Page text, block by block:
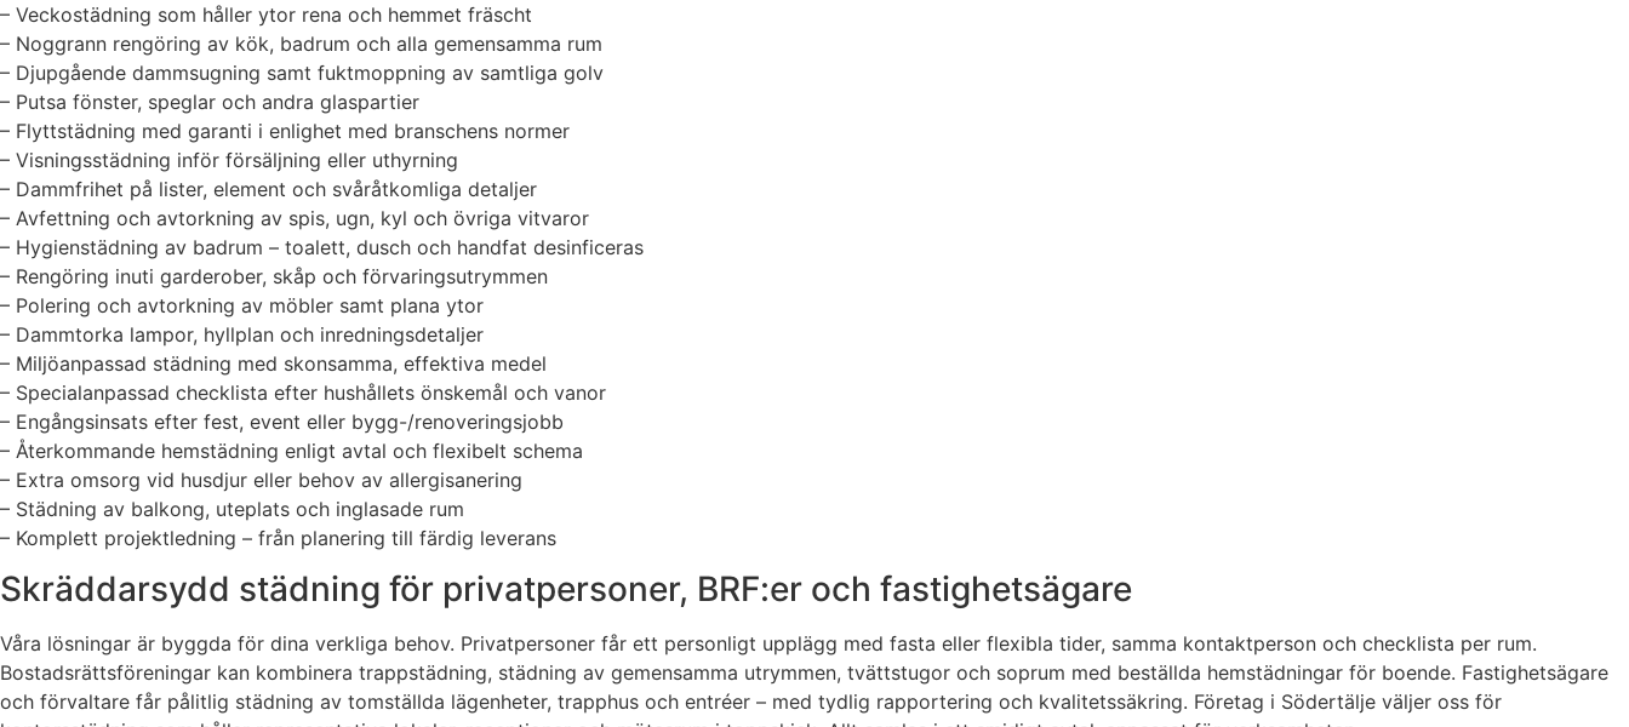
– Veckostädning som håller ytor rena och hemmet fräscht
– Noggrann rengöring av kök, badrum och alla gemensamma rum
– Djupgående dammsugning samt fuktmoppning av samtliga golv
– Putsa fönster, speglar och andra glaspartier
– Flyttstädning med garanti i enlighet med branschens normer
– Visningsstädning inför försäljning eller uthyrning
– Dammfrihet på lister, element och svåråtkomliga detaljer
– Avfettning och avtorkning av spis, ugn, kyl och övriga vitvaror
– Hygienstädning av badrum – toalett, dusch och handfat desinficeras
– Rengöring inuti garderober, skåp och förvaringsutrymmen
– Polering och avtorkning av möbler samt plana ytor
– Dammtorka lampor, hyllplan och inredningsdetaljer
– Miljöanpassad städning med skonsamma, effektiva medel
– Specialanpassad checklista efter hushållets önskemål och vanor
– Engångsinsats efter fest, event eller bygg-/renoveringsjobb
– Återkommande hemstädning enligt avtal och flexibelt schema
– Extra omsorg vid husdjur eller behov av allergisanering
– Städning av balkong, uteplats och inglasade rum
– Komplett projektledning – från planering till färdig leverans
Skräddarsydd städning för privatpersoner, BRF:er och fastighetsägare
Våra lösningar är byggda för dina verkliga behov. Privatpersoner får ett personligt upplägg med fasta eller flexibla tider, samma kontaktperson och checklista per rum.
Bostadsrättsföreningar kan kombinera trappstädning, städning av gemensamma utrymmen, tvättstugor och soprum med beställda hemstädningar för boende. Fastighetsägare
och förvaltare får pålitlig städning av tomställda lägenheter, trapphus och entréer – med tydlig rapportering och kvalitetssäkring. Företag i Södertälje väljer oss för